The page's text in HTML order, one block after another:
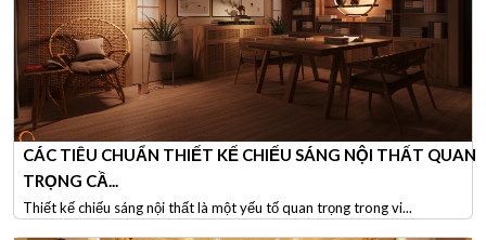
CÁC TIÊU CHUẨN THIẾT KẾ CHIẾU SÁNG NỘI THẤT QUAN
TRỌNG CẦ...
Thiết kế chiếu sáng nội thất là một yếu tố quan trọng trong vi...